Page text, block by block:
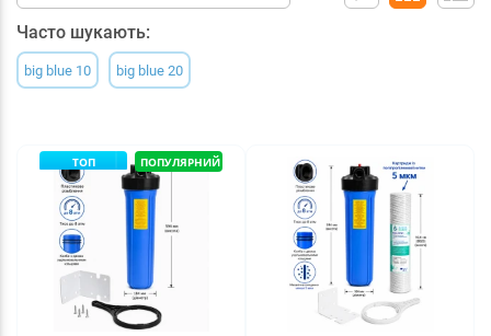
Часто шукають:
big blue 10 big blue 20
ТОП ПОПУЛЯРНИЙ